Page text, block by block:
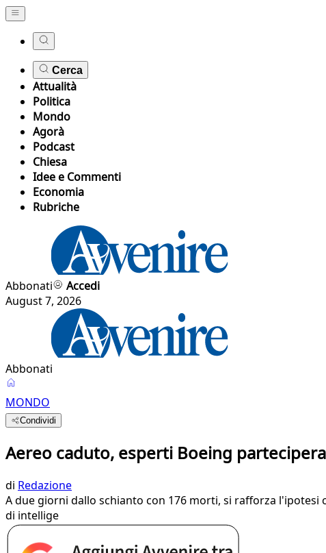
Cerca
Attualità
Politica
Mondo
Agorà
Podcast
Chiesa
Idee e Commenti
Economia
Rubriche
Abbonati
Accedi
August 7, 2026
Abbonati
MONDO
Condividi
Aereo caduto, esperti Boeing
di Redazione
A due giorni dallo schianto con 176 morti, si rafforza
di intellige